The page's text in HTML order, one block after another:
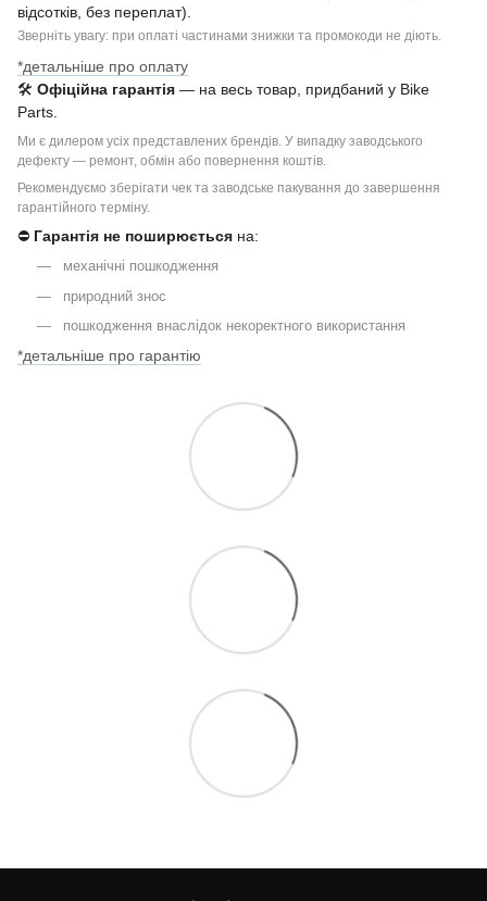
відсотків, без переплат).
Зверніть увагу: при оплаті частинами знижки та промокоди не діють.
*детальніше про оплату
🛠 Офіційна гарантія — на весь товар, придбаний у Bike
Parts.
Ми є дилером усіх представлених брендів. У випадку заводського
дефекту — ремонт, обмін або повернення коштів.
Рекомендуємо зберігати чек та заводське пакування до завершення
гарантійного терміну.
⛔ Гарантія не поширюється на:
механічні пошкодження
природний знос
пошкодження внаслідок некоректного використання
*детальніше про гарантію